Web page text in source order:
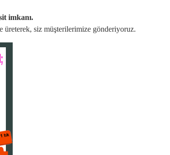
imkanı.
üreterek, siz müşterilerimize gönderiyoruz.